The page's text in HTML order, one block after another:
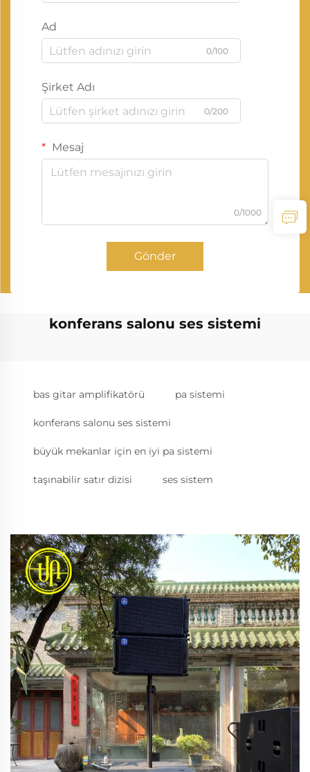
Ad
0/100
Şirket Adı
0/200
Mesaj
0/1000
Gönder
konferans salonu ses sistemi
bas gitar amplifikatörü pa sistemi
konferans salonu ses sistemi
büyük mekanlar için en iyi pa sistemi
taşınabilir satır dizisi ses sistem